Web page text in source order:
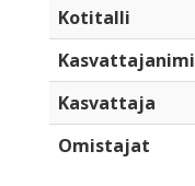
Kotitalli
Kasvattajanimi
Kasvattaja
Omistajat